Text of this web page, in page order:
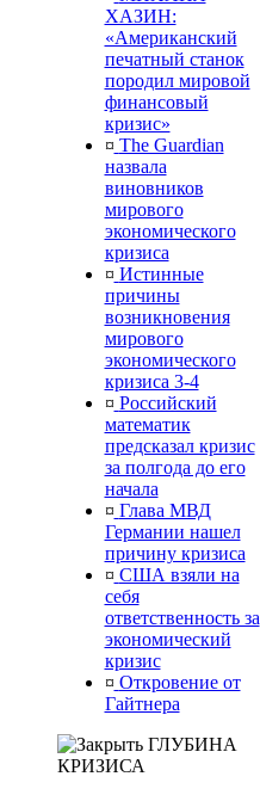
ХАЗИН:
«Американский
печатный станок
породил мировой
финансовый
кризис»
¤ The Guardian
назвала
виновников
мирового
экономического
кризиса
¤ Истинные
причины
возникновения
мирового
экономического
кризиса 3-4
¤ Российский
математик
предсказал кризис
за полгода до его
начала
¤ Глава МВД
Германии нашел
причину кризиса
¤ США взяли на
себя
ответственность за
экономический
кризис
¤ Откровение от
Гайтнера
ГЛУБИНА
КРИЗИСА